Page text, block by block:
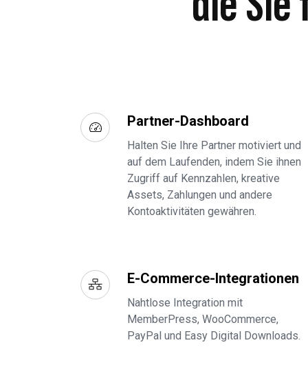
Partner-Dashboard
Halten Sie Ihre Partner motiviert und
auf dem Laufenden, indem Sie ihnen
Zugriff auf Kennzahlen, kreative
Assets, Zahlungen und andere
Kontoaktivitäten gewähren.
E-Commerce-Integrationen
Nahtlose Integration mit
MemberPress, WooCommerce,
PayPal und Easy Digital Downloads.